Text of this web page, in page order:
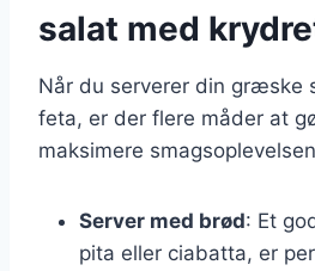
salat med
Når du serverer din græske
feta, er der flere måder at
maksimere
Server med brød: Et
pita eller ciabatta, er